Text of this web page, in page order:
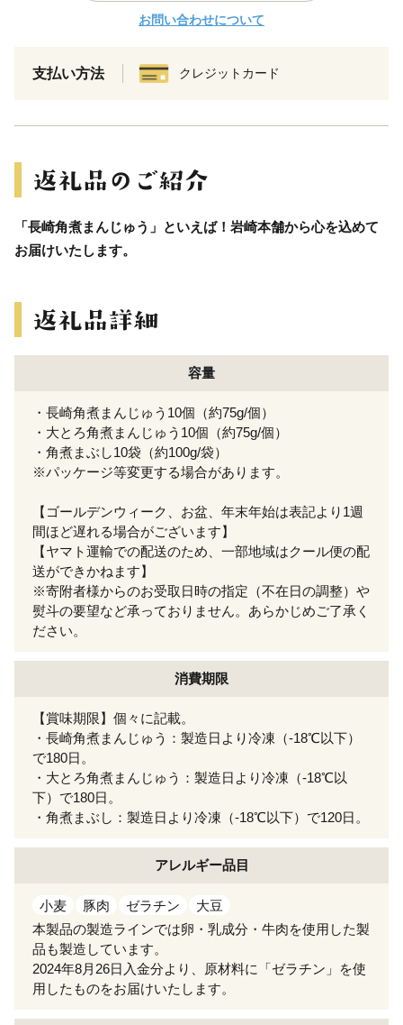
お問い合わせについて
支払い方法 クレジットカード
「長崎角煮まんじゅう」といえば！岩崎本舗から心を込めて
お届けいたします。
容量
・長崎角煮まんじゅう10個（約75g/個）
・大とろ角煮まんじゅう10個（約75g/個）
・角煮まぶし10袋（約100g/袋）
※パッケージ等変更する場合があります。
【ゴールデンウィーク、お盆、年末年始は表記より1週
間ほど遅れる場合がございます】
【ヤマト運輸での配送のため、一部地域はクール便の配
送ができかねます】
※寄附者様からのお受取日時の指定（不在日の調整）や
熨斗の要望など承っておりません。あらかじめご了承く
ださい。
消費期限
【賞味期限】個々に記載。
・長崎角煮まんじゅう：製造日より冷凍（-18℃以下）
で180日。
・大とろ角煮まんじゅう：製造日より冷凍（-18℃以
下）で180日。
・角煮まぶし：製造日より冷凍（-18℃以下）で120日。
アレルギー品目
小麦 豚肉 ゼラチン
大豆
本製品の製造ラインでは卵・乳成分・牛肉を使用した製
品も製造しています。
2024年8月26日入金分より、原材料に「ゼラチン」を使
用したものをお届けいたします。